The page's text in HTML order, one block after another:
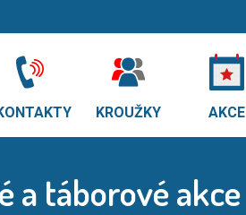
KROUŽKY AKCE
a táborové akce